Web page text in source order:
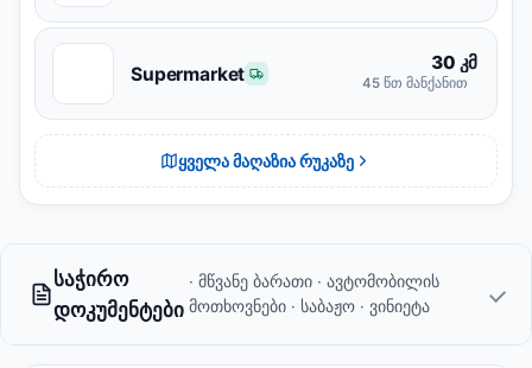
Supermarket 30 კმ
45 წთ მანქანით
ყველა მაღაზია რუკაზე
საჭირო
დოკუმენტები
· მწვანე ბარათი · ავტომობილის
მოთხოვნები · საბაჟო · ვინიეტა